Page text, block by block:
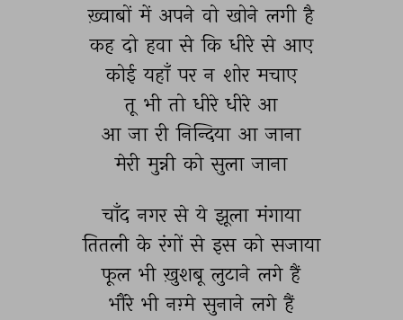
ख़्वाबों में अपने वो खोने लगी है
कह दो हवा से कि धीरे से आए
कोई यहाँ पर न शोर मचाए
तू भी तो धीरे धीरे आ
आ जा री निन्दिया आ जाना
मेरी मुन्नी को सुला जाना
चाँद नगर से ये झूला मंगाया
तितली के रंगों से इस को सजाया
फूल भी ख़ुशबू लुटाने लगे हैं
भौंरे भी नग़्मे सुनाने लगे हैं